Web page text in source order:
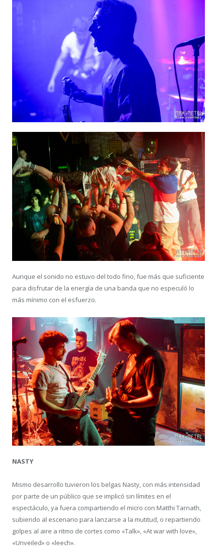
Aunque el sonido no estuvo del todo fino, fue más que suficiente
para disfrutar de la energía de una banda que no especuló lo
más mínimo con el esfuerzo.
NASTY
Mismo desarrollo tuvieron los belgas Nasty, con más intensidad
por parte de un público que se implicó sin límites en el
espectáculo, ya fuera compartiendo el micro con Matthi Tarnath,
subiendo al escenario para lanzarse a la mutitud, o repartiendo
golpes al aire a ritmo de cortes como «Talk», «At war with love»,
«Unveiled» o «leech».